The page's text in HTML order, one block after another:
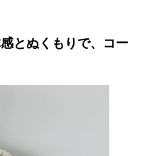
とぬくもりで、コー